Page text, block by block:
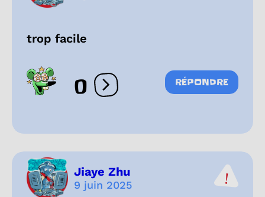
trop facile
0 Ouvrir les réactions
RÉPONDRE
Jiaye Zhu
9 juin 2025